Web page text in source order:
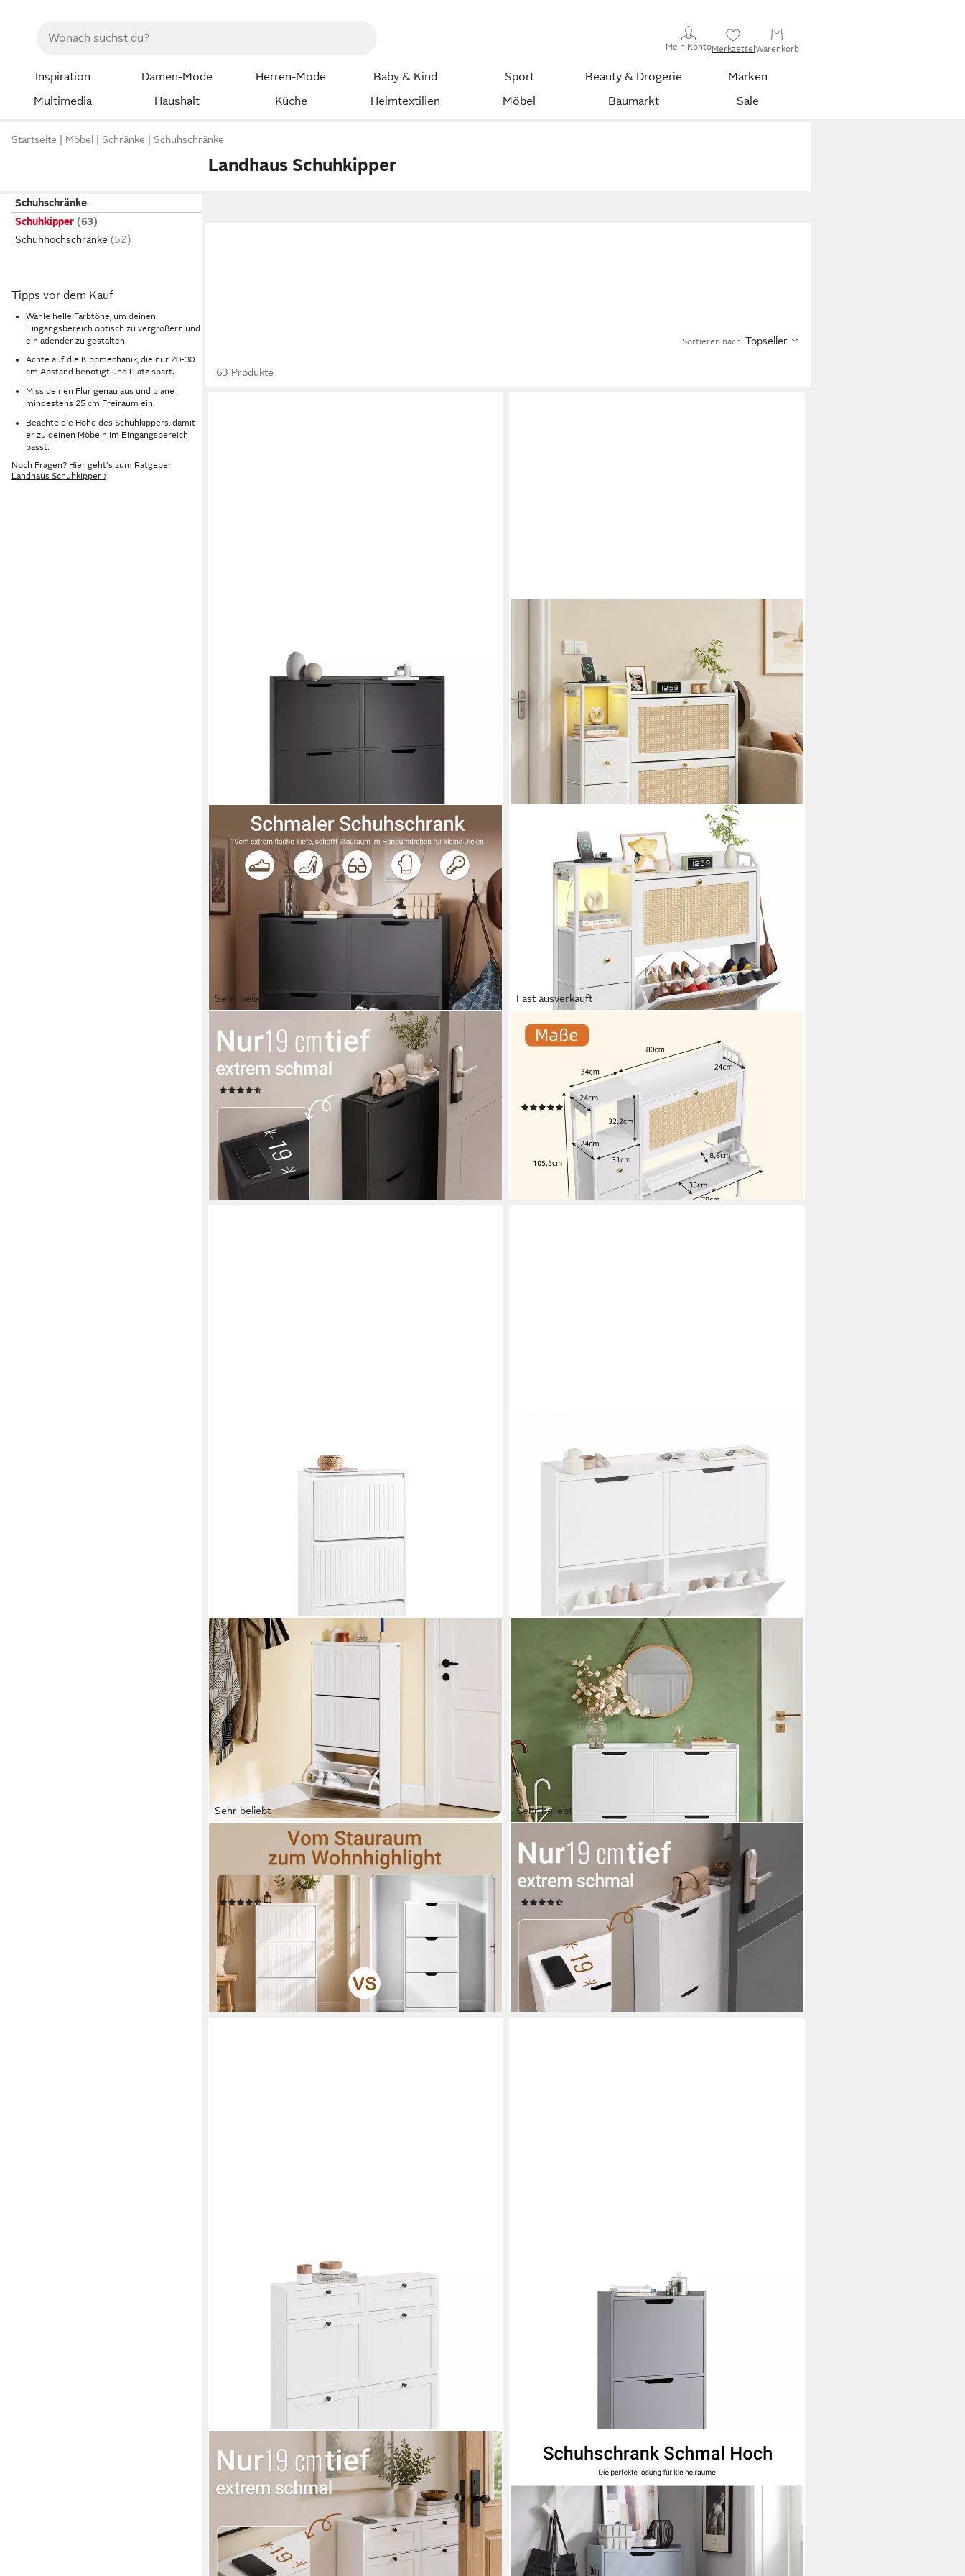
Mein KontoMerkzettelWarenkorb
Inspiration Damen-Mode Herren-Mode Baby & Kind Sport Beauty & Drogerie
Marken
Multimedia
Haushalt Küche Heimtextilien Möbel Baumarkt Sale
Startseite Möbel Schränke Schuhschränke
Landhaus Schuhkipper
Schuhschränke
Schuhkipper
Schuhhochschränke
Tipps vor dem Kauf
Wähle helle Farbtöne, um deinen
Eingangsbereich optisch zu vergrößern und
einladender zu gestalten.
Achte auf die Kippmechanik, die nur 20-30
cm Abstand benötigt und Platz spart.
Miss deinen Flur genau aus und plane
mindestens 25 cm Freiraum ein.
Beachte die Höhe des Schuhkippers, damit
er zu deinen Möbeln im Eingangsbereich
passt.
Noch Fragen? Hier geht's zum Ratgeber
Landhaus Schuhkipper ›
Sortieren nach: Topseller
63 Produkte
Sehr beliebt
Schuhkipper FSR100, Schuhschrank schmal mit 4 Klappen,
Flurschrank Schuhregal, Schuhkipper schmal, nur 19 cm
tief, für Kleine Wohnungen, Enge Flure
199,95 €
lieferbar - in 3-4 Werktagen bei dir
Fast ausverkauft
OYRREU
Schuhkipper mit 2 Klappen & 3 Ablageflächen, Flur Möbel
Schuhschrank 115 cm (Schuhkommode 1-St. mit
Beleuchtung, OTTO'S CHOICE), Rattan-Türen,
platzsparendes Design, atmosphärisches Licht
(13)
UVP 199,99 €
lieferbar - in 3-4 Werktagen bei dir
Sehr beliebt
Schuhkipper FSR165, Schuhschrank schmal, Flurschrank
Schuhregal Schuhkommode weiß, Schuhkipper,
Schuhablage mit 1/2/3 Klappen, Trennwand verstellbar
(29)
ab 69,95 €
-56%
lieferbar - in 4-5 Werktagen bei dir
Sehr beliebt
Schuhkipper FSR100, Schuhschrank schmal mit 4 Klappen,
Flurschrank Schuhregal, Schuhkipper schmal, nur 19 cm
tief, für Kleine Wohnungen, Enge Flure
199,95 €
lieferbar - in 3-4 Werktagen bei dir